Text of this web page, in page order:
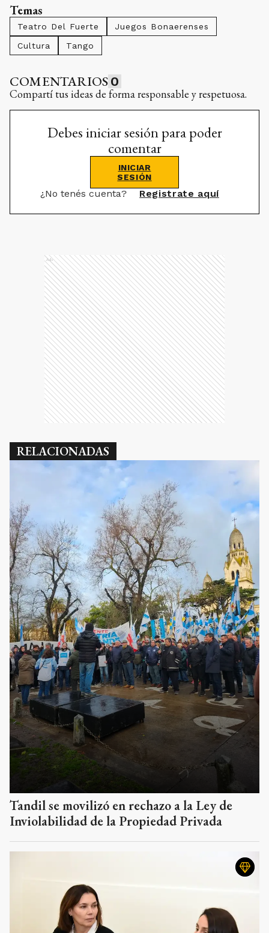
Temas
Teatro Del Fuerte
Juegos Bonaerenses
Cultura
Tango
COMENTARIOS 0
Compartí tus ideas de forma responsable y respetuosa.
Debes iniciar sesión para poder
comentar
INICIAR
SESIÓN
¿No tenés cuenta? Registrate aquí
Ads
RELACIONADAS
Tandil se movilizó en rechazo a la Ley de
Inviolabilidad de la Propiedad Privada